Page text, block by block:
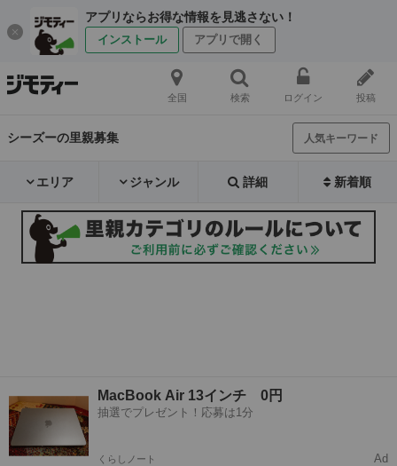
アプリならお得な情報を見逃さない！
インストール アプリで開く
全国 検索 ログイン 投稿
シーズーの里親募集 人気キーワード
エリア ジャンル 詳細 新着順
MacBook Air 13インチ 0円
抽選でプレゼント！応募は1分
くらしノート Ad